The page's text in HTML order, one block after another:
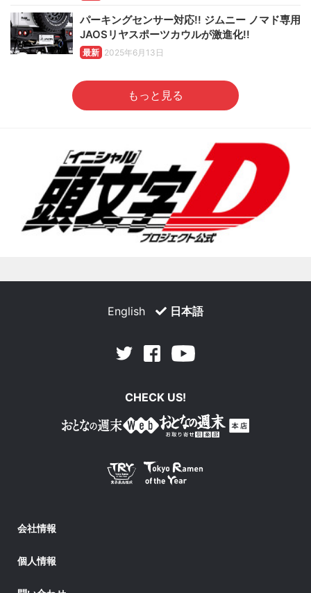
パーキングセンサー対応!! ジムニー ノマド専用
JAOSリヤスポーツカウルが激進化!!
最新 2025年6月13日
もっと見る
English 日本語
Twitter Facebook
CHECK US!
会社情報
個人情報